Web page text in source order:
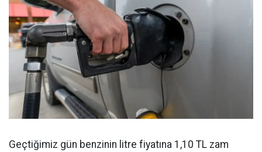
Geçtiğimiz gün benzinin litre fiyatına 1,10 TL zam